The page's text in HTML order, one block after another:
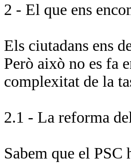
2 - El que ens
Els ciutadans ens
Però això no es fa
complexitat de la
2.1 - La reforma
Sabem que el